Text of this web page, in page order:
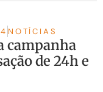
NOTÍCIAS
campanha
de 24h e